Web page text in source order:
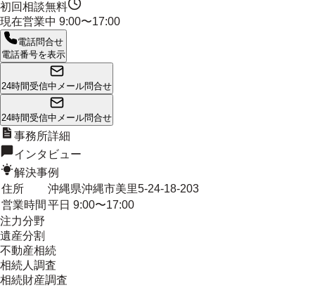
初回相談無料
現在営業中 9:00〜17:00
電話問合せ
電話番号を表示
24時間受信中 メール問合せ
24時間受信中 メール問合せ
事務所詳細
インタビュー
解決事例
住所
沖縄県沖縄市美里5-24-18-203
営業時間 平日 9:00〜17:00
注力分野
遺産分割
不動産相続
相続人調査
相続財産調査